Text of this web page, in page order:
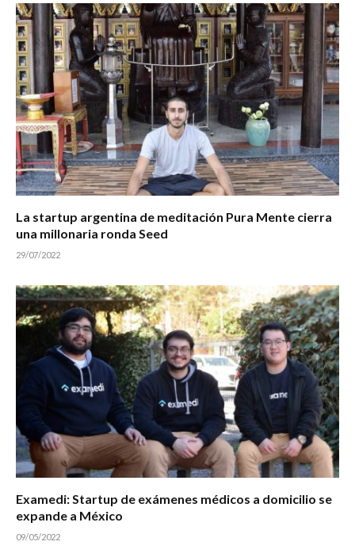
La startup argentina de meditación Pura Mente cierra
una millonaria ronda Seed
29/07/2022
Examedi: Startup de exámenes médicos a domicilio se
expande a México
09/05/2022